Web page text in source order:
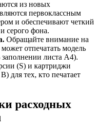
из новых
первоклассным
и обеспечивают четкий
серого фона.
Обращайте внимание на
отпечатать модель
листа А4).
(S) и картриджи
для тех, кто печатает
расходных